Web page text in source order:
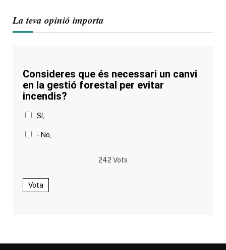
La teva opinió importa
Consideres que és necessari un canvi
en la gestió forestal per evitar
incendis?
Sí,
- No,
242 Vots
Vota